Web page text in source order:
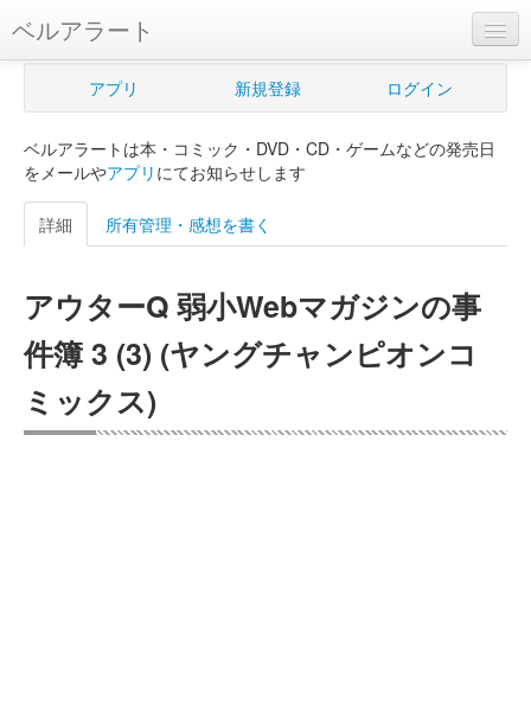
ベルアラート
ベルアラートとは
新規登録
ログイン
購入管理
Myシェルフ
プレミアム
アプリ 新規登録 ログイン
ベルアラートは本・コミック・DVD・CD・ゲームなどの発売日
をメールやアプリ にてお知らせします
詳細 所有管理・感想を書く
アウターQ 弱小Webマガジンの事
件簿 3 (3) (ヤングチャンピオンコ
ミックス)